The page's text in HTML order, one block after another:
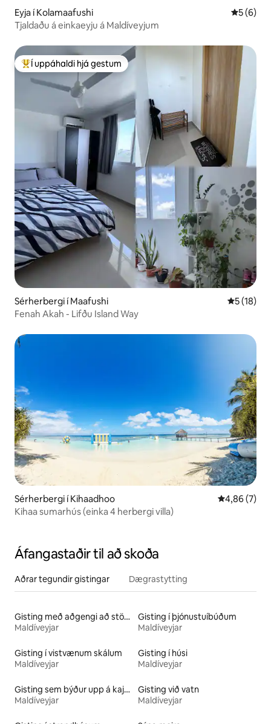
Eyja í Kolamaafushi 5 af 5 í
5 (6)
Tjaldaðu á einkaeyju á Maldíveyjum
Í mestu uppáhaldi hjá gestum
Í uppáhaldi hjá gestum
Sérherbergi í Maafushi 5 af 5 í
5 (18)
Fenah Akah - Lifðu Island Way
Sérherbergi í Kihaadhoo 4,86 af 5 í
4,86 (7)
Kihaa sumarhús (einka 4 herbergi villa)
Áfangastaðir til að skoða
Aðrar tegundir gistingar Dægrastytting
Gisting með aðgengi að stöðuvatni
Maldíveyjar
Gisting í þjónustuíbúðum
Maldíveyjar
Gisting í vistvænum skálum
Maldíveyjar
Gisting í húsi
Maldíveyjar
Gisting sem býður upp á kajak
Maldíveyjar
Gisting við vatn
Maldíveyjar